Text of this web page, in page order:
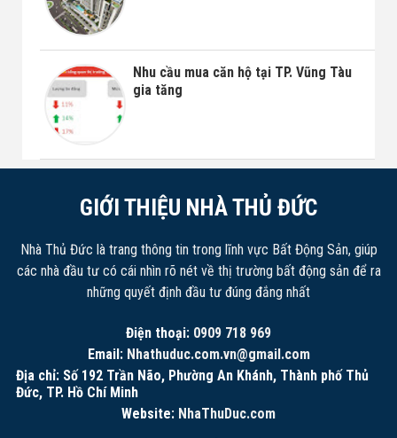
Nhu cầu mua căn hộ tại TP. Vũng Tàu
gia tăng
GIỚI THIỆU NHÀ THỦ ĐỨC
Nhà Thủ Đức là trang thông tin trong lĩnh vực Bất Động Sản, giúp
các nhà đầu tư có cái nhìn rõ nét về thị trường bất động sản để ra
những quyết định đầu tư đúng đắng nhất
Điện thoại: 0909 718 969
Email: Nhathuduc.com.vn@gmail.com
Địa chỉ: Số 192 Trần Não, Phường An Khánh, Thành phố Thủ
Đức, TP. Hồ Chí Minh
Website: NhaThuDuc.com